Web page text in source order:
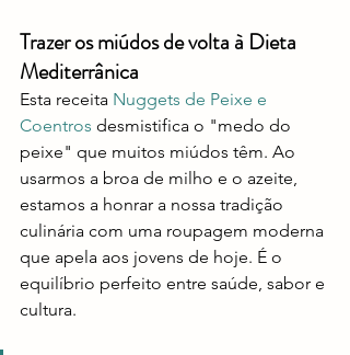
Trazer os miúdos de volta à Dieta
Mediterrânica
Esta receita Nuggets de Peixe e
Coentros desmistifica o "medo do
peixe" que muitos miúdos têm. Ao
usarmos a broa de milho e o azeite,
estamos a honrar a nossa tradição
culinária com uma roupagem moderna
que apela aos jovens de hoje. É o
equilíbrio perfeito entre saúde, sabor e
cultura.